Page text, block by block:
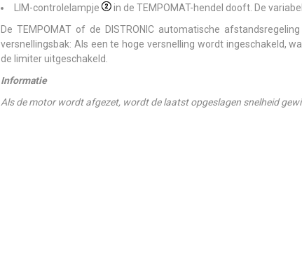
LIM-controlelampje
in de TEMPOMAT-hendel dooft. De
De TEMPOMAT of de DISTRONIC automatische
versnellingsbak: Als een te hoge versnelling wordt ingeschakeld,
de limiter uitgeschakeld.
Informatie
Als de motor wordt afgezet, wordt de laatst opgeslagen snelheid